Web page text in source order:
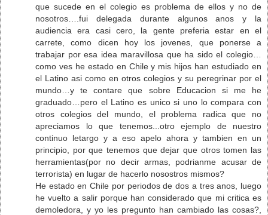
que sucede en el colegio es problema de ellos y no de
nosotros….fui delegada durante algunos anos y la
audiencia era casi cero, la gente preferia estar en el
carrete, como dicen hoy los jovenes, que ponerse a
trabajar por esa idea maravillosa que ha sido el colegio…
como ves he estado en Chile y mis hijos han estudiado en
el Latino asi como en otros colegios y su peregrinar por el
mundo…y te contare que sobre Educacion si me he
graduado…pero el Latino es unico si uno lo compara con
otros colegios del mundo, el problema radica que no
apreciamos lo que tenemos...otro ejemplo de nuestro
continuo letargo y a eso apelo ahora y tambien en un
principio, por que tenemos que dejar que otros tomen las
herramientas(por no decir armas, podrianme acusar de
terrorista) en lugar de hacerlo nosostros mismos?
He estado en Chile por periodos de dos a tres anos, luego
he vuelto a salir porque han considerado que mi critica es
demoledora, y yo les pregunto han cambiado las cosas?,